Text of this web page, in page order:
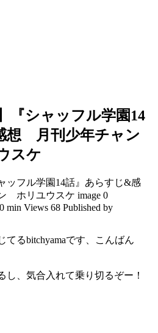
『シャッフル学園14
想 月刊少年チャン
スケ
min Views 68 Published by
るbitchyamaです、こんばん
し、気合入れて乗り切るぞー！